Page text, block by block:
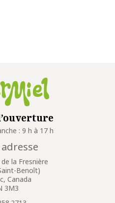
: 9 h à 17 h
la Fresnière
Benoît)
Canada
3M3